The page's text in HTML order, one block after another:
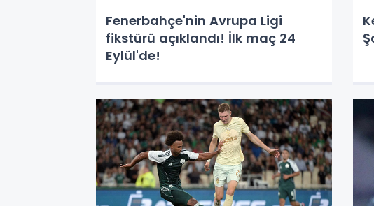
Fenerbahçe'nin Avrupa Ligi
fikstürü açıklandı! İlk maç 24
Eylül'de!